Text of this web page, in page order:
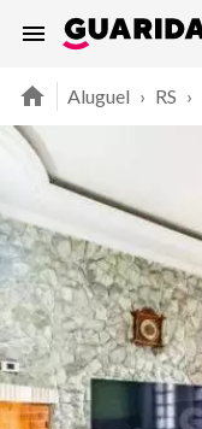
Aluguel › RS ›